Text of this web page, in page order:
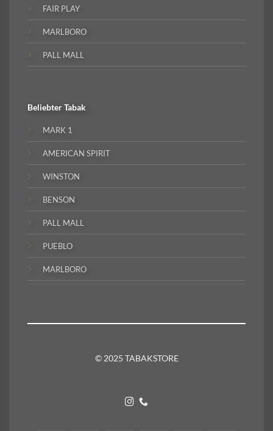
FAIR PLAY
MARLBORO
PALL MALL
BeliebterTabak
MARK 1
AMERICAN SPIRIT
WINSTON
BENSON
PALL MALL
PUEBLO
MARLBORO
© 2025 TABAKSTORE